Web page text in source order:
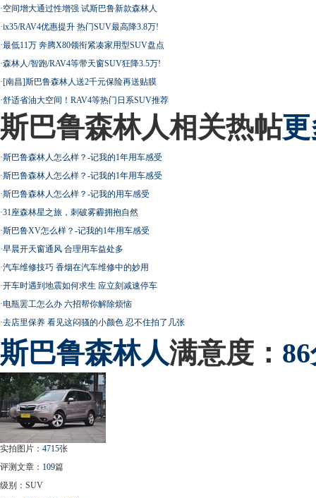
·空间增大通过性增强 试斯巴鲁新款森林人
·ix35/RAV4优惠提升 热门SUV最高降3.8万!
·最低11万 奔腾X80领衔紧凑家用型SUV盘点
·森林人/智跑/RAV4等带天窗SUV狂降3.5万!
·[南昌]斯巴鲁森林人送2千元保险再送贴膜
·舒适省油大空间！RAV4等热门日系SUV推荐
斯巴鲁森林人相关热帖
·斯巴鲁森林人怎么样？-记我的1年用车感受
·斯巴鲁森林人怎么样？-记我的1年用车感受
·斯巴鲁森林人怎么样？-记我的用车感受
·31座森林星之旅，刺破雾霾拥抱自然
·斯巴鲁XV怎么样？-记我的1年用车感受
·早晨开天窗通风 合理用车益处多
·汽车维修技巧 香烟在汽车维修中的妙用
·开车时遇到地震如何求生 应立刻减速停车
·电瓶罢工怎么办 六招帮你解除烦恼
·去店里保养 看见这闷骚的小颜色 忍不住拍了几张
斯巴鲁森林人满意度：
实拍图片： 4715张
评测文章： 109篇
级别：SUV